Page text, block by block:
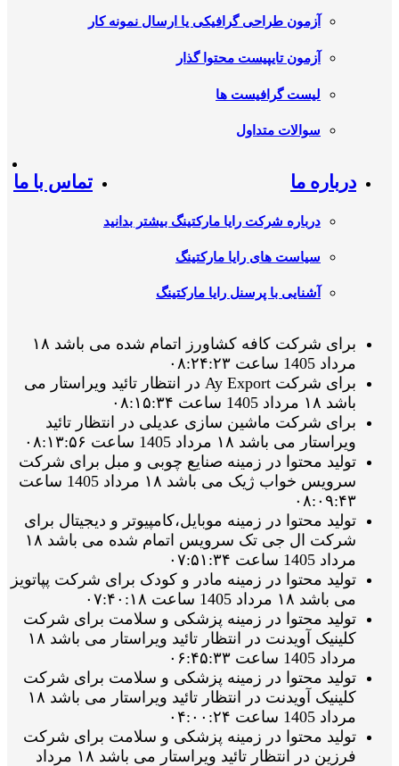
آزمون طراحی گرافیکی یا ارسال نمونه کار
آزمون تایپیست محتوا گذار
لیست گرافیست ها
سوالات متداول
درباره ما
درباره شرکت رایا مارکتینگ بیشتر بدانید
سیاست های رایا مارکتینگ
آشنایی با پرسنل رایا مارکتینگ
تماس با ما
برای شرکت کافه کشاورز اتمام شده می باشد ۱۸
مرداد 1405 ساعت ۰۸:۲۴:۲۳
برای شرکت Ay Export در انتظار تائید ویراستار می
باشد ۱۸ مرداد 1405 ساعت ۰۸:۱۵:۳۴
برای شرکت ماشین سازی عدیلی در انتظار تائید
ویراستار می باشد ۱۸ مرداد 1405 ساعت ۰۸:۱۳:۵۶
تولید محتوا در زمینه صنایع چوبی و مبل برای شرکت
سرویس خواب ژیک می باشد ۱۸ مرداد 1405 ساعت
۰۸:۰۹:۴۳
تولید محتوا در زمینه موبایل،کامپیوتر و دیجیتال برای
شرکت ال جی تک سرویس اتمام شده می باشد ۱۸
مرداد 1405 ساعت ۰۷:۵۱:۳۴
تولید محتوا در زمینه مادر و کودک برای شرکت پپاتویز
می باشد ۱۸ مرداد 1405 ساعت ۰۷:۴۰:۱۸
تولید محتوا در زمینه پزشکی و سلامت برای شرکت
کلینیک آویدنت در انتظار تائید ویراستار می باشد ۱۸
مرداد 1405 ساعت ۰۶:۴۵:۳۳
تولید محتوا در زمینه پزشکی و سلامت برای شرکت
کلینیک آویدنت در انتظار تائید ویراستار می باشد ۱۸
مرداد 1405 ساعت ۰۴:۰۰:۲۴
تولید محتوا در زمینه پزشکی و سلامت برای شرکت
فرزین در انتظار تائید ویراستار می باشد ۱۸ مرداد